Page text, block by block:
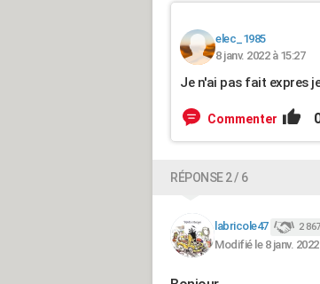
elec_1985
8 janv. 2022 à 15:27
Je n'ai pas fait expres
Commenter
RÉPONSE 2 / 6
labricole47 2 867
Modifié le 8 janv.